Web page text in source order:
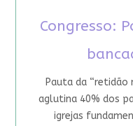
Congresso:
Pauta da “retidão
aglutina 40% dos
igrejas